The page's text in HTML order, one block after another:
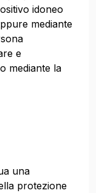
idoneo
mediante
e
mediante la
una
protezione